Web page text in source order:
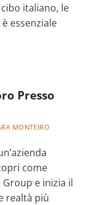
italiano, le
essenziale
Presso
MONTEIRO
come
e inizia il
realtà più